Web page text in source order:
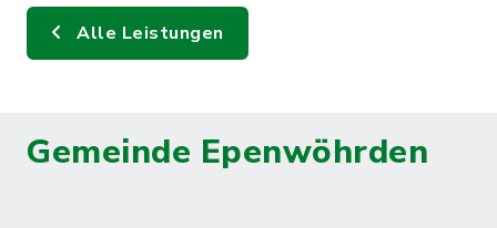
Alle Leistungen
Gemeinde Epenwöhrden